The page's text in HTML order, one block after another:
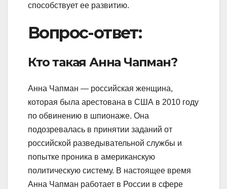
способствует ее развитию.
Вопрос-ответ:
Кто такая Анна Чапман?
Анна Чапман — российская женщина,
которая была арестована в США в 2010 году
по обвинению в шпионаже. Она
подозревалась в принятии заданий от
российской разведывательной службы и
попытке проника в американскую
политическую систему. В настоящее время
Анна Чапман работает в России в сфере